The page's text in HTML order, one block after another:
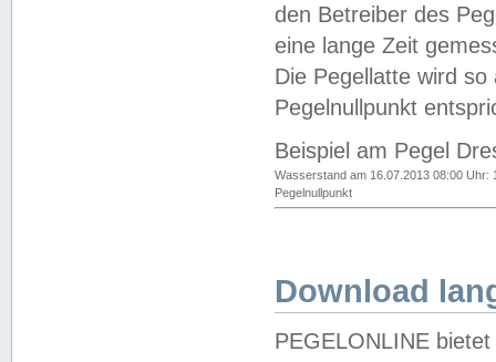
den Betreiber des
eine lange Zeit
Die Pegellatte wird
Pegelnullpunkt
Beispiel am Pegel
Wasserstand am 16.07.2013 08:00 Uhr:
Pegelnullpunkt
Download
PEGELONLINE